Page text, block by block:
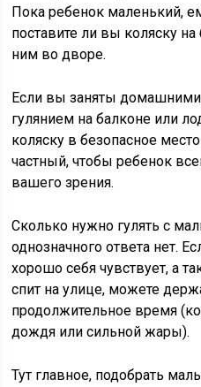
Пока ребенок маленький,
поставите ли вы коляску на
ним во дворе.
Если вы заняты
гулянием на балконе или
коляску в безопасное
частный, чтобы ребенок
вашего зрения.
Сколько нужно гулять с
однозначного ответа нет.
хорошо себя чувствует, а
спит на улице, можете
продолжительное время
дождя или сильной жары).
Тут главное, подобрать